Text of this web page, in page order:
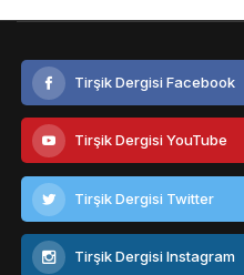
Tirşik Dergisi Facebook
Tirşik Dergisi YouTube
Tirşik Dergisi Twitter
Tirşik Dergisi Instagram